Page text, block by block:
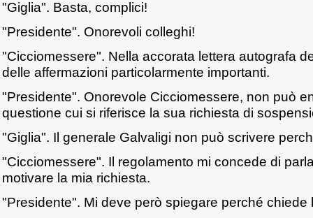
"Giglia". Basta, complici!
"Presidente". Onorevoli colleghi!
"Cicciomessere". Nella accorata lettera autografa
delle affermazioni particolarmente importanti.
"Presidente". Onorevole Cicciomessere, non può
questione cui si riferisce la sua richiesta di
"Giglia". Il generale Galvaligi non può scrivere
"Cicciomessere". Il regolamento mi concede di
motivare la mia richiesta.
"Presidente". Mi deve però spiegare perché chiede